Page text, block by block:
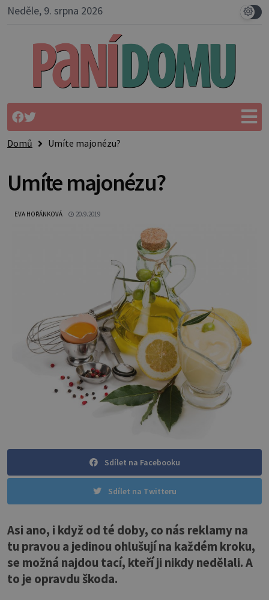
Neděle, 9. srpna 2026
Domů Umíte majonézu?
Umíte majonézu?
EVA HOŘÁNKOVÁ 20.9.2019
Sdílet na Facebooku
Sdílet na Twitteru
Asi ano, i když od té doby, co nás reklamy na
tu pravou a jedinou ohlušují na každém kroku,
se možná najdou tací, kteří ji nikdy nedělali. A
to je opravdu škoda.